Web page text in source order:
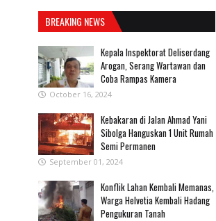
BREAKING NEWS
Kepala Inspektorat Deliserdang
Arogan, Serang Wartawan dan
Coba Rampas Kamera
October 16, 2024
Kebakaran di Jalan Ahmad Yani
Sibolga Hanguskan 1 Unit Rumah
Semi Permanen
September 01, 2024
Konflik Lahan Kembali Memanas,
Warga Helvetia Kembali Hadang
Pengukuran Tanah